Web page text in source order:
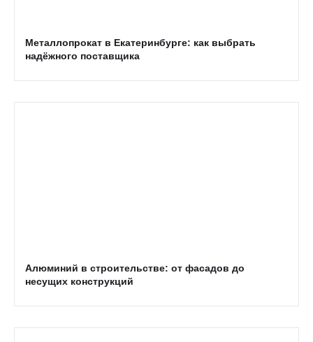
Металлопрокат в Екатеринбурге: как выбрать
надёжного поставщика
Алюминий в строительстве: от фасадов до
несущих конструкций